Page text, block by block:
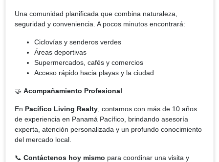
Una comunidad planificada que combina naturaleza,
seguridad y conveniencia. A pocos minutos encontrará:
Ciclovías y senderos verdes
Áreas deportivas
Supermercados, cafés y comercios
Acceso rápido hacia playas y la ciudad
🤝 Acompañamiento Profesional
En Pacífico Living Realty , contamos con más de 10 años
de experiencia en Panamá Pacífico, brindando asesoría
experta, atención personalizada y un profundo conocimiento
del mercado local.
📞 Contáctenos hoy mismo para coordinar una visita y